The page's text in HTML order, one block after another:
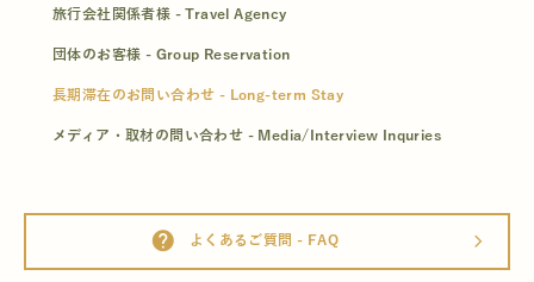
旅行会社関係者様 - Travel Agency
団体のお客様 - Group Reservation
長期滞在のお問い合わせ - Long-term Stay
メディア・取材の問い合わせ - Media/Interview Inquries
help よくあるご質問 - FAQ arrow_forward_ios